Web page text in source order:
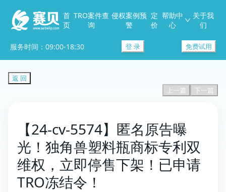
首
页
TRO案件查
询
侵权案例预
警
定
价
帮助中
心
关于我
们
服务时间：09:00-18:30 登 录 免费试用
返 回
上一篇
下一篇
【24-cv-5574】匿名原告曝
光！独角兽塑料瓶商标专利双
维权，立即停售下架！已申请
TRO冻结令！